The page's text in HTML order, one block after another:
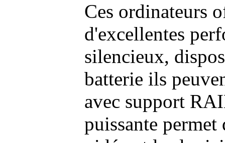
Ces ordinateurs
d'excellentes
silencieux,
batterie ils
avec support
puissante permet